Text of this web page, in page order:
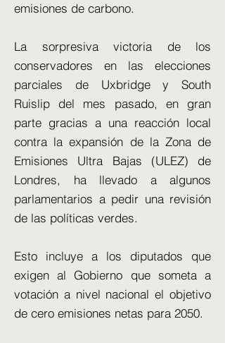
emisiones de carbono.
La sorpresiva victoria de los
conservadores en las elecciones
parciales de Uxbridge y South
Ruislip del mes pasado, en gran
parte gracias a una reacción local
contra la expansión de la Zona de
Emisiones Ultra Bajas (ULEZ) de
Londres, ha llevado a algunos
parlamentarios a pedir una revisión
de las políticas verdes.
Esto incluye a los diputados que
exigen al Gobierno que someta a
votación a nivel nacional el objetivo
de cero emisiones netas para 2050.